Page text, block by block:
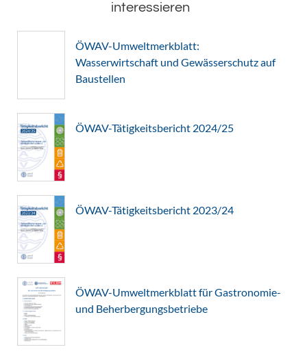
interessieren
ÖWAV-Umweltmerkblatt:
Wasserwirtschaft und Gewässerschutz auf
Baustellen
ÖWAV-Tätigkeitsbericht 2024/25
ÖWAV-Tätigkeitsbericht 2023/24
ÖWAV-Umweltmerkblatt für Gastronomie-
und Beherbergungsbetriebe